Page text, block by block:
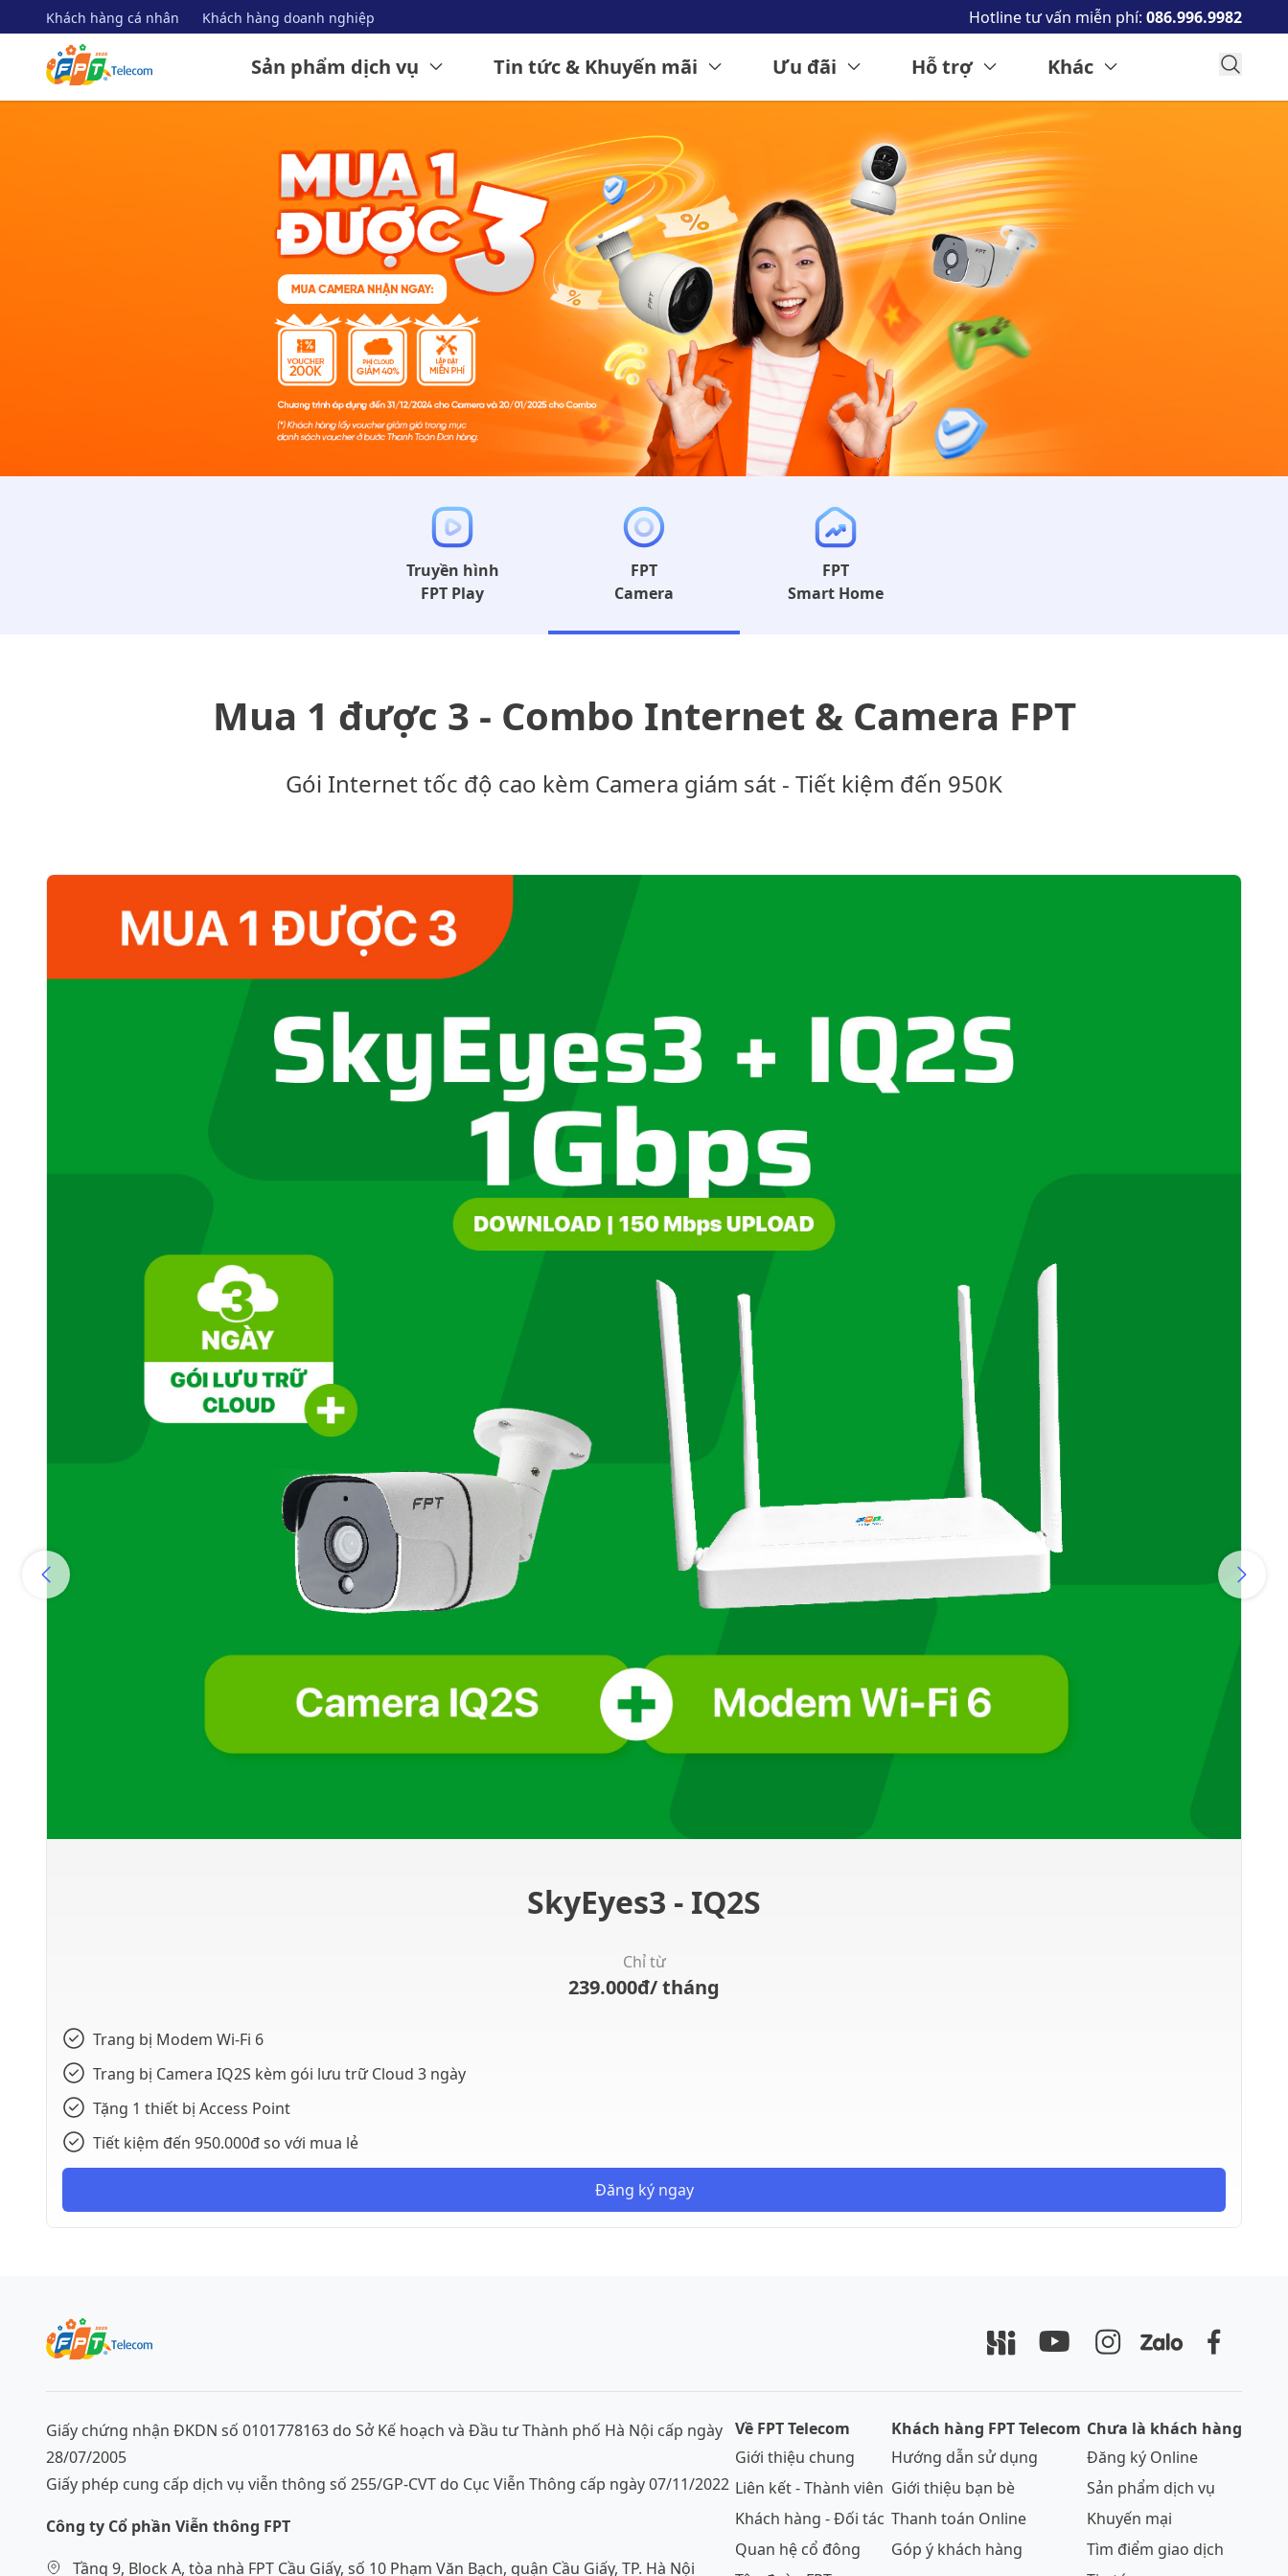
Khách hàng cá nhân Khách hàng doanh nghiệp Hotline tư vấn miễn phí: 086.996.9982
Sản phẩm dịch vụ Tin tức & Khuyến mãi Ưu đãi Hỗ trợ Khác
Truyền hình
FPT Play
FPT
Camera
FPT
Smart Home
Mua 1 được 3 - Combo Internet & Camera FPT
Gói Internet tốc độ cao kèm Camera giám sát - Tiết kiệm đến 950K
SkyEyes3 - IQ2S
Chỉ từ
239.000đ/ tháng
Trang bị Modem Wi-Fi 6
Trang bị Camera IQ2S kèm gói lưu trữ Cloud 3 ngày
Tặng 1 thiết bị Access Point
Tiết kiệm đến 950.000đ so với mua lẻ
Đăng ký ngay
Giấy chứng nhận ĐKDN số 0101778163 do Sở Kế hoạch và Đầu tư Thành phố Hà Nội cấp ngày
28/07/2005
Giấy phép cung cấp dịch vụ viễn thông số 255/GP-CVT do Cục Viễn Thông cấp ngày 07/11/2022
Công ty Cổ phần Viễn thông FPT
Tầng 9, Block A, tòa nhà FPT Cầu Giấy, số 10 Phạm Văn Bạch, quận Cầu Giấy, TP. Hà Nội
Về FPT Telecom
Giới thiệu chung
Liên kết - Thành viên
Khách hàng - Đối tác
Quan hệ cổ đông
Khách hàng FPT Telecom
Hướng dẫn sử dụng
Giới thiệu bạn bè
Thanh toán Online
Góp ý khách hàng
Chưa là khách hàng
Đăng ký Online
Sản phẩm dịch vụ
Khuyến mại
Tìm điểm giao dịch